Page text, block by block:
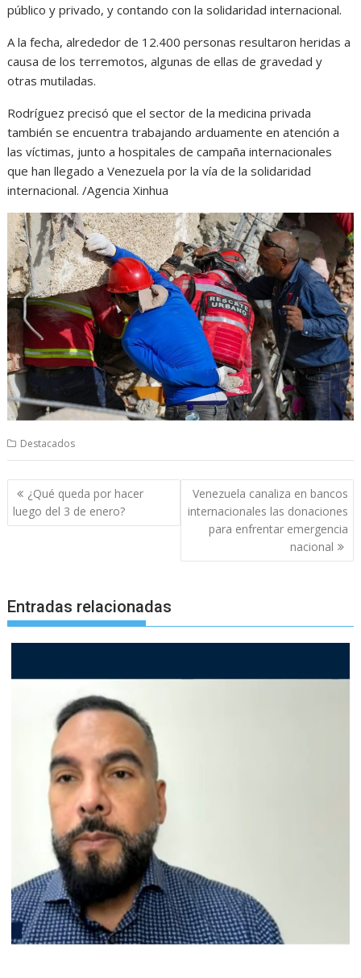
público y privado, y contando con la solidaridad internacional.
A la fecha, alrededor de 12.400 personas resultaron heridas a
causa de los terremotos, algunas de ellas de gravedad y
otras mutiladas.
Rodríguez precisó que el sector de la medicina privada
también se encuentra trabajando arduamente en atención a
las víctimas, junto a hospitales de campaña internacionales
que han llegado a Venezuela por la vía de la solidaridad
internacional. /Agencia Xinhua
Destacados
Navegación
de
entradas
¿Qué queda por hacer
luego del 3 de enero?
Venezuela canaliza en bancos
internacionales las donaciones
para enfrentar emergencia
nacional
Entradas relacionadas